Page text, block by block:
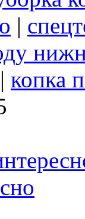
|
| копка